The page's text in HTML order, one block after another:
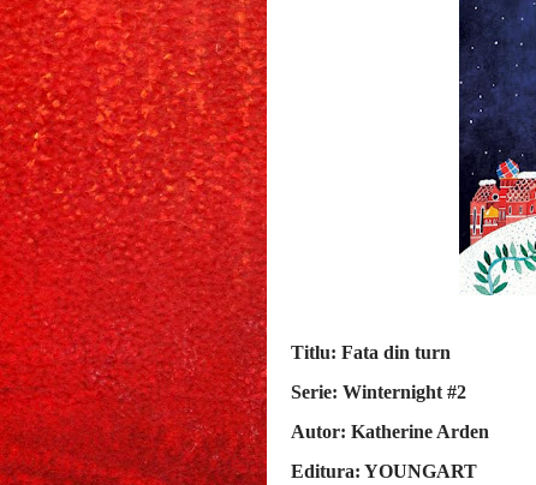
Titlu: Fata din turn
Serie: Winternight #2
Autor: Katherine Arden
Editura: YOUNGART